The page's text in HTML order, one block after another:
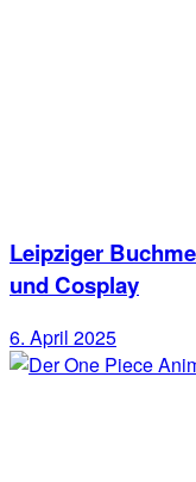
Leipziger
und Cosplay
6. April 2025